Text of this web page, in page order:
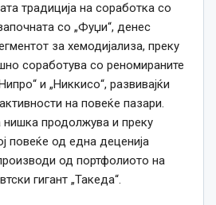
традиција на соработка со
со „Фуџи“, денес
за хемодијализа, преку
соработува со реномираните
и „Никкисо“, развивајќи
на повеќе пазари.
нишка продолжува и преку
повеќе од една деценија
од портфолиото на
гигант „Такеда“.